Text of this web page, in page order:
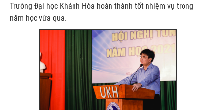
Trường Đại học Khánh Hòa hoàn thành tốt nhiệm vụ trong
năm học vừa qua.